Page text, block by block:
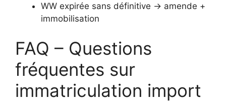
WW expirée sans définitive → amende +
immobilisation
FAQ – Questions
fréquentes sur
immatriculation import